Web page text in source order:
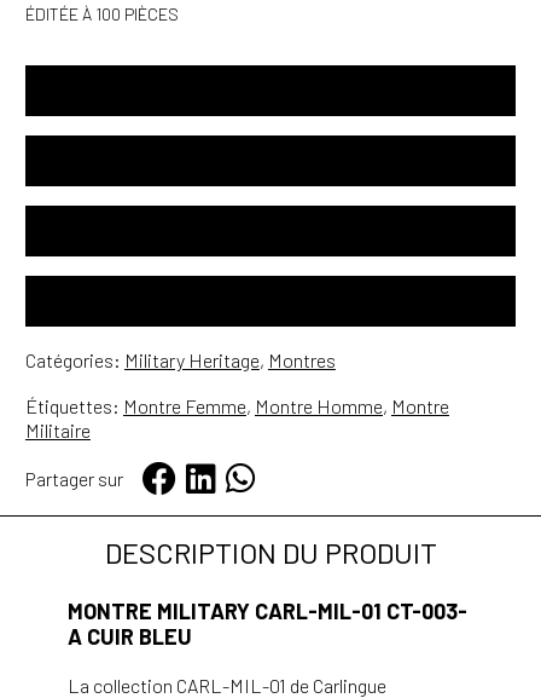
ÉDITÉE À 100 PIÈCES
Catégories: Military Heritage, Montres
Étiquettes: Montre Femme, Montre Homme, Montre
Militaire
Partager sur
DESCRIPTION DU PRODUIT
MONTRE MILITARY CARL-MIL-01 CT-003-
A CUIR BLEU
La collection CARL-MIL-01 de Carlingue